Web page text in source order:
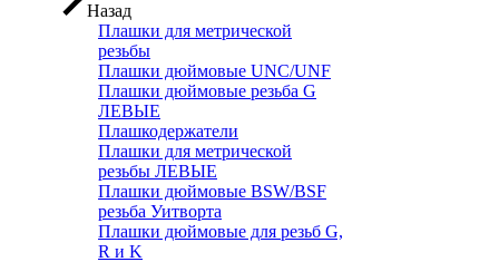
Назад
Плашки для метрической
резьбы
Плашки дюймовые UNC/UNF
Плашки дюймовые резьба G
ЛЕВЫЕ
Плашкодержатели
Плашки для метрической
резьбы ЛЕВЫЕ
Плашки дюймовые BSW/BSF
резьба Уитворта
Плашки дюймовые для резьб G,
R и K